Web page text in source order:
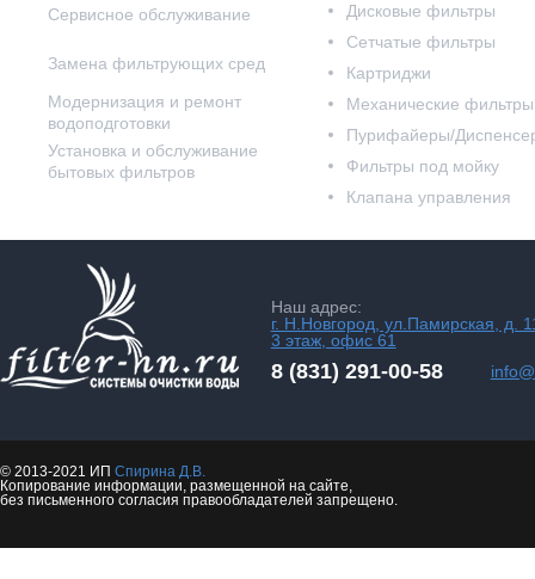
Сервисное обслуживание
Замена фильтрующих сред
Модернизация и ремонт
водоподготовки
Установка и обслуживание
бытовых фильтров
Дисковые фильтры
Сетчатые фильтры
Картриджи
Механические фильтры
Пурифайеры/
Фильтры под мойку
Клапана управления
Наш адрес:
г. Н.Новгород, ул.Памирская, д.
3 этаж, офис 61
8 (831) 291-00-58
© 2013-2021 ИП Спирина Д.В.
Копирование информации, размещенной на сайте,
без письменного согласия правообладателей запрещено.